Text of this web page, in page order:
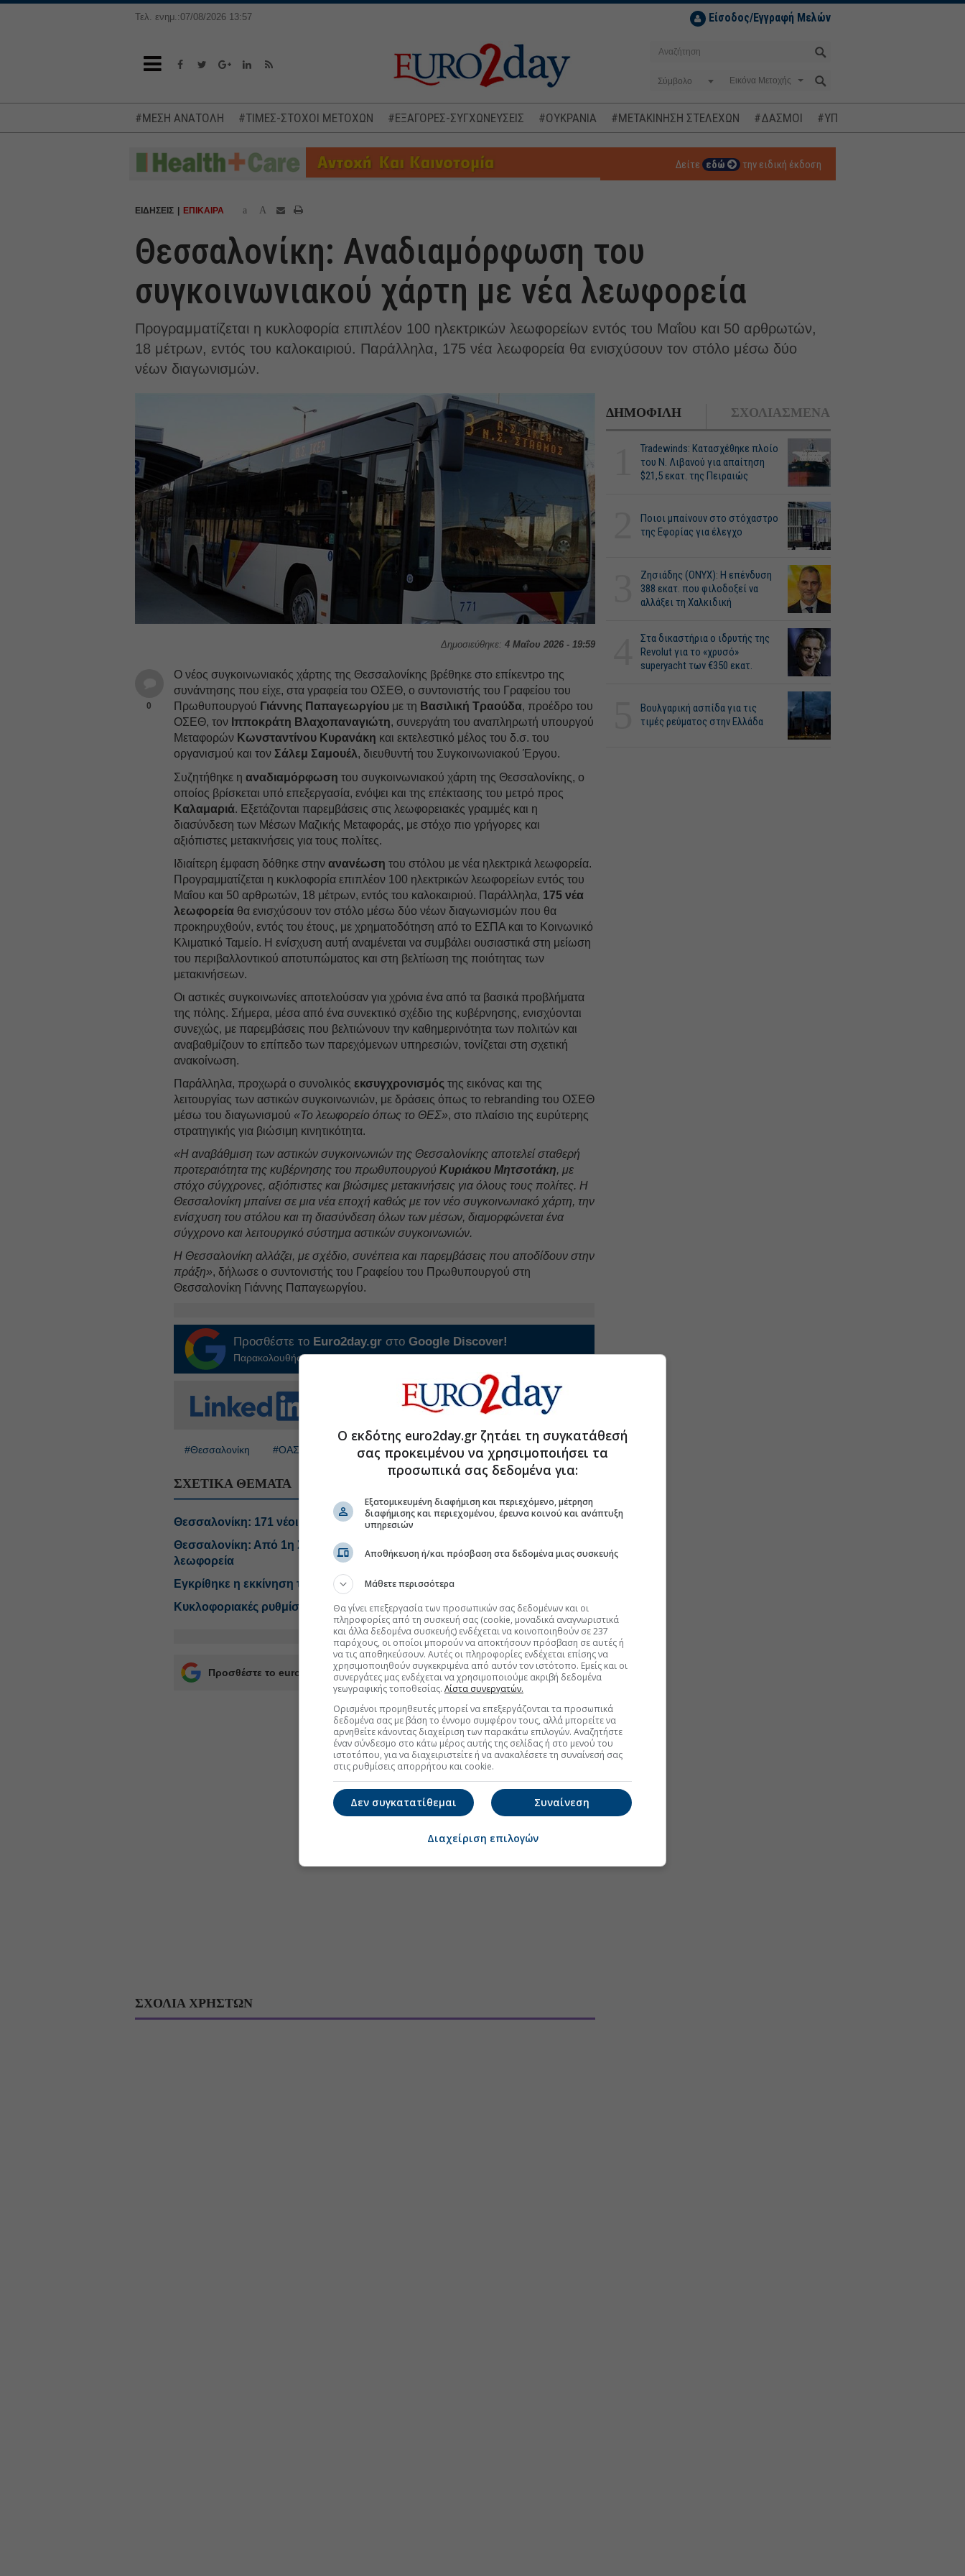
Τελ. ενημ.:07/08/2026 13:57 Είσοδος/Εγγραφή Μελών
Σύμβολο
#ΜΕΣΗ ΑΝΑΤΟΛΗ #ΤΙΜΕΣ-ΣΤΟΧΟΙ ΜΕΤΟΧΩΝ #ΕΞΑΓΟΡΕΣ-ΣΥΓΧΩΝΕΥΣΕΙΣ #ΟΥΚΡΑΝΙΑ #ΜΕΤΑΚΙΝΗΣΗ ΣΤΕΛΕΧΩΝ #ΔΑΣΜΟΙ #ΥΠΟΚΛΟΠΕΣ
Δείτε εδώ την ειδική έκδοση
ΕΙΔΗΣΕΙΣ ΕΠΙΚΑΙΡΑ a A
Θεσσαλονίκη: Αναδιαμόρφωση του
συγκοινωνιακού χάρτη με νέα λεωφορεία
Προγραμματίζεται η κυκλοφορία επιπλέον 100 ηλεκτρικών λεωφορείων εντός του Μαΐου και 50 αρθρωτών,
18 μέτρων, εντός του καλοκαιριού. Παράλληλα, 175 νέα λεωφορεία θα ενισχύσουν τον στόλο μέσω δύο
νέων διαγωνισμών.
Δημοσιεύθηκε: 4 Μαΐου 2026 - 19:59
0
Ο νέος συγκοινωνιακός χάρτης της Θεσσαλονίκης βρέθηκε στο επίκεντρο της
συνάντησης που είχε, στα γραφεία του ΟΣΕΘ, ο συντονιστής του Γραφείου του
Πρωθυπουργού Γιάννης Παπαγεωργίου με τη Βασιλική Τραούδα, προέδρο του
ΟΣΕΘ, τον Ιπποκράτη Βλαχοπαναγιώτη, συνεργάτη του αναπληρωτή υπουργού
Μεταφορών Κωνσταντίνου Κυρανάκη και εκτελεστικό μέλος του δ.σ. του
οργανισμού και τονΣάλεμ Σαμουέλ, διευθυντή του Συγκοινωνιακού Έργου.
Συζητήθηκε ηαναδιαμόρφωση του συγκοινωνιακού χάρτη της Θεσσαλονίκης, ο
οποίος βρίσκεται υπό επεξεργασία, ενόψει και της επέκτασης του μετρό προς
Καλαμαριά. Εξετάζονται παρεμβάσεις στις λεωφορειακές γραμμές και η
διασύνδεση των Μέσων Μαζικής Μεταφοράς, με στόχο πιο γρήγορες και
αξιόπιστες μετακινήσεις για τους πολίτες.
Ιδιαίτερη έμφαση δόθηκε στηνανανέωση του στόλου με νέα ηλεκτρικά λεωφορεία.
Προγραμματίζεται η κυκλοφορία επιπλέον 100 ηλεκτρικών λεωφορείων εντός του
Μαΐου και 50 αρθρωτών, 18 μέτρων, εντός του καλοκαιριού. Παράλληλα, 175 νέα
λεωφορεία θα ενισχύσουν τον στόλο μέσω δύο νέων διαγωνισμών που θα
προκηρυχθούν, εντός του έτους, με χρηματοδότηση από το ΕΣΠΑ και το Κοινωνικό
Κλιματικό Ταμείο. Η ενίσχυση αυτή αναμένεται να συμβάλει ουσιαστικά στη μείωση
του περιβαλλοντικού αποτυπώματος και στη βελτίωση της ποιότητας των
μετακινήσεων.
Οι αστικές συγκοινωνίες αποτελούσαν για χρόνια ένα από τα βασικά προβλήματα
της πόλης. Σήμερα, μέσα από ένα συνεκτικό σχέδιο της κυβέρνησης, ενισχύονται
συνεχώς, με παρεμβάσεις που βελτιώνουν την καθημερινότητα των πολιτών και
αναβαθμίζουν το επίπεδο των παρεχόμενων υπηρεσιών, τονίζεται στη σχετική
ανακοίνωση.
Παράλληλα, προχωρά ο συνολικόςεκσυγχρονισμός της εικόνας και της
λειτουργίας των αστικών συγκοινωνιών, με δράσεις όπως το rebranding του ΟΣΕΘ
μέσω του διαγωνισμού«Το λεωφορείο όπως το ΘΕΣ», στο πλαίσιο της ευρύτερης
στρατηγικής για βιώσιμη κινητικότητα.
«Η αναβάθμιση των αστικών συγκοινωνιών της Θεσσαλονίκης αποτελεί σταθερή
προτεραιότητα της κυβέρνησης του πρωθυπουργούΚυριάκου Μητσοτάκη, με
στόχο σύγχρονες, αξιόπιστες και βιώσιμες μετακινήσεις για όλους τους πολίτες. Η
Θεσσαλονίκη μπαίνει σε μια νέα εποχή καθώς με τον νέο συγκοινωνιακό χάρτη, την
ενίσχυση του στόλου και τη διασύνδεση όλων των μέσων, διαμορφώνεται ένα
σύγχρονο και λειτουργικό σύστημα αστικών συγκοινωνιών.
Η Θεσσαλονίκη αλλάζει, με σχέδιο, συνέπεια και παρεμβάσεις που αποδίδουν στην
πράξη», δήλωσε ο συντονιστής του Γραφείου του Πρωθυπουργού στη
Θεσσαλονίκη Γιάννης Παπαγεωργίου.
Προσθέστε το Euro2day.gr στοGoogle Discover!
Παρακολουθήστε τις εξελίξεις με την υπογραφη εγκυρότητας του Euro2day.gr
FOLLOW US
Ακολουθήστε τη σελίδα του Euro2day.gr Linkedin
#Θεσσαλονίκη #ΟΑΣΘ #Μέσα Μαζικής Μεταφοράς
ΣΧΕΤΙΚΑ ΘΕΜΑΤΑ
Θεσσαλονίκη: 171 νέοι οδηγοί στον ΟΑΣΘ
Θεσσαλονίκη: Από 1η Σεπτεμβρίου σε κυκλοφορία 50 νέα ηλεκτρικά
λεωφορεία
Εγκρίθηκε η εκκίνηση του διαγωνισμού για την ανάπλαση της ΔΕΘ
Κυκλοφοριακές ρυθμίσεις στη Γραμμή 3 του Μετρό από Κυριακή 26 Ιουλίου
Προσθέστε το euro2day.gr στο Discover
ΔΗΜΟΦΙΛΗ ΣΧΟΛΙΑΣΜΕΝΑ
Tradewinds: Κατασχέθηκε πλοίο
του Ν. Λιβανού για απαίτηση
$21,5 εκατ. της Πειραιώς
Ποιοι μπαίνουν στο στόχαστρο
της Εφορίας για έλεγχο
Ζησιάδης (ONYX): Η επένδυση
388 εκατ. που φιλοδοξεί να
αλλάξει τη Χαλκιδική
Στα δικαστήρια ο ιδρυτής της
Revolut για το «χρυσό»
superyacht των €350 εκατ.
Βουλγαρική ασπίδα για τις
τιμές ρεύματος στην Ελλάδα
ΣΧΟΛΙΑ ΧΡΗΣΤΩΝ
Ο εκδότης euro2day.gr ζητάει τη συγκατάθεσή
σας προκειμένου να χρησιμοποιήσει τα
προσωπικά σας δεδομένα για:
Εξατομικευμένη διαφήμιση και περιεχόμενο, μέτρηση
διαφήμισης και περιεχομένου, έρευνα κοινού και ανάπτυξη
υπηρεσιών
Αποθήκευση ή/και πρόσβαση στα δεδομένα μιας συσκευής
Μάθετε περισσότερα
Θα γίνει επεξεργασία των προσωπικών σας δεδομένων και οι
πληροφορίες από τη συσκευή σας (cookie, μοναδικά αναγνωριστικά
και άλλα δεδομένα συσκευής) ενδέχεται να κοινοποιηθούν σε 237
παρόχους, οι οποίοι μπορούν να αποκτήσουν πρόσβαση σε αυτές ή
να τις αποθηκεύσουν. Αυτές οι πληροφορίες ενδέχεται επίσης να
χρησιμοποιηθούν συγκεκριμένα από αυτόν τον ιστότοπο. Εμείς και οι
συνεργάτες μας ενδέχεται να χρησιμοποιούμε ακριβή δεδομένα
γεωγραφικής τοποθεσίας. Λίστα συνεργατών.
Ορισμένοι προμηθευτές μπορεί να επεξεργάζονται τα προσωπικά
δεδομένα σας με βάση το έννομο συμφέρον τους, αλλά μπορείτε να
αρνηθείτε κάνοντας διαχείριση των παρακάτω επιλογών. Αναζητήστε
έναν σύνδεσμο στο κάτω μέρος αυτής της σελίδας ή στο μενού του
ιστοτόπου, για να διαχειριστείτε ή να ανακαλέσετε τη συναίνεσή σας
στις ρυθμίσεις απορρήτου και cookie.
Συναίνεση
Δεν συγκατατίθεμαι
Διαχείριση επιλογών